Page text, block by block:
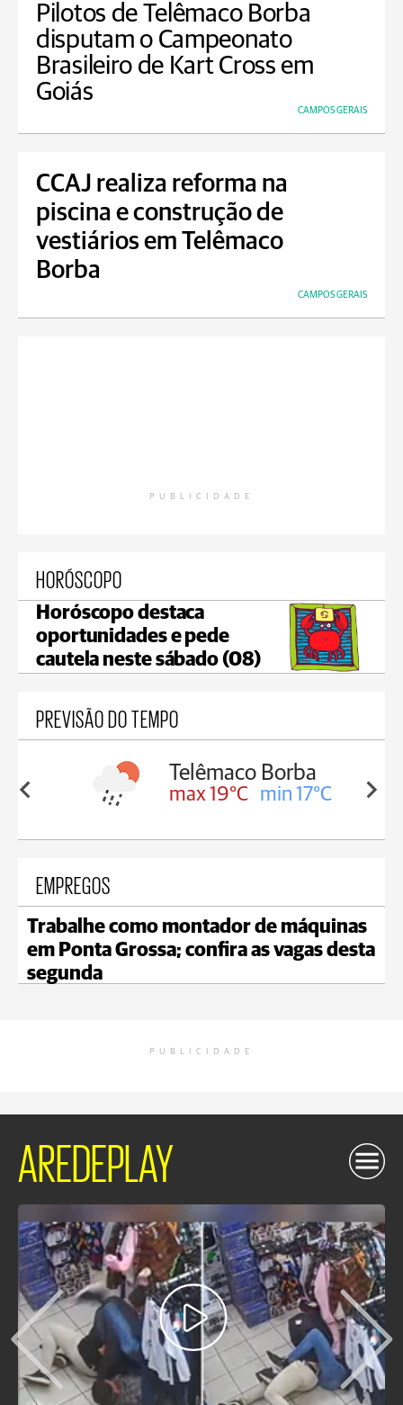
Pilotos de Telêmaco Borba
disputam o Campeonato
Brasileiro de Kart Cross em
Goiás
CAMPOS GERAIS
CCAJ realiza reforma na
piscina e construção de
vestiários em Telêmaco
Borba
CAMPOS GERAIS
PUBLICIDADE
HORÓSCOPO
Horóscopo destaca
oportunidades e pede
cautela neste sábado (08)
PREVISÃO DO TEMPO
18°C
Telêmaco Borba
max 19°C min 17°C
EMPREGOS
Trabalhe como montador de máquinas
em Ponta Grossa; confira as vagas desta
segunda
PUBLICIDADE
AREDEPLAY